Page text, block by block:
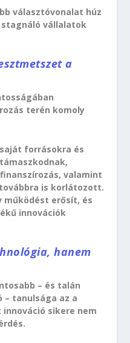
választóvonalat húz
stagnáló vállalatok
a
terén komoly
forrásokra és
valamint
is korlátozott.
működést erősít, és
innovációk
hanem
– és talán
tanulsága az a
sikere nem